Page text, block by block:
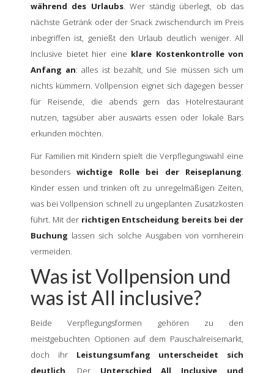
während des Urlaubs. Wer ständig überlegt, ob das
nächste Getränk oder der Snack zwischendurch im Preis
inbegriffen ist, genießt den Urlaub deutlich weniger. All
Inclusive bietet hier eine klare Kostenkontrolle von
Anfang an: alles ist bezahlt, und Sie müssen sich um
nichts kümmern. Vollpension eignet sich dagegen besser
für Reisende, die abends gern das Hotelrestaurant
nutzen, tagsüber aber auswärts essen oder lokale Bars
erkunden möchten.
Für Familien mit Kindern spielt die Verpflegungswahl eine
besonderswichtige Rolle bei der Reiseplanung.
Kinder essen und trinken oft zu unregelmäßigen Zeiten,
was bei Vollpension schnell zu ungeplanten Zusatzkosten
führt. Mit der richtigen Entscheidung bereits bei der
Buchung lassen sich solche Ausgaben von vornherein
vermeiden.
Was ist Vollpension und
was ist All inclusive?
Beide Verpflegungsformen gehören zu den
meistgebuchten Optionen auf dem Pauschalreisemarkt,
doch ihr Leistungsumfang unterscheidet sich
deutlich. Der Unterschied All Inclusive und